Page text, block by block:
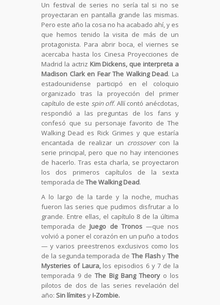
Un festival de series no sería tal si no se
proyectaran en pantalla grande las mismas.
Pero este año la cosa no ha acabado ahí, y es
que hemos tenido la visita de más de un
protagonista. Para abrir boca, el viernes se
acercaba hasta los Cinesa Proyecciones de
Madrid la actriz Kim Dickens, que interpreta a
Madison Clark en Fear The Walking Dead. La
estadounidense participó en el coloquio
organizado tras la proyección del primer
capítulo de este spin off. Allí contó anécdotas,
respondió a las preguntas de los fans y
confesó que su personaje favorito de The
Walking Dead es Rick Grimes y que estaría
encantada de realizar un crossovercon la
serie principal, pero que no hay intenciones
de hacerlo. Tras esta charla, se proyectaron
los dos primeros capítulos de la sexta
temporada de The Walking Dead.
A lo largo de la tarde y la noche, muchas
fueron las series que pudimos disfrutar a lo
grande. Entre ellas, el capítulo 8 de la última
temporada de Juego de Tronos—que nos
volvió a poner el corazón en un puño a todos
— y varios preestrenos exclusivos como los
de la segunda temporada de The Flashy The
Mysteries of Laura,los episodios 6 y 7 de la
temporada 9 de The Big Bang Theory o los
pilotos de dos de las series revelación del
año: Sin límitesy I-Zombie.